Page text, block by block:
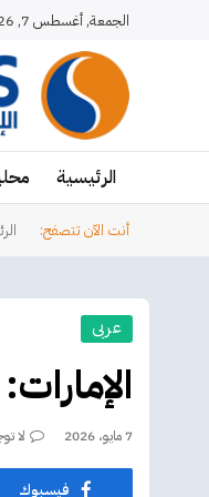
الجمعة, أغسطس 7, 2026
الرئيسية
أنت الآن تتصفح:
عربى
7 مايو، 2026 لا
فيسبوك